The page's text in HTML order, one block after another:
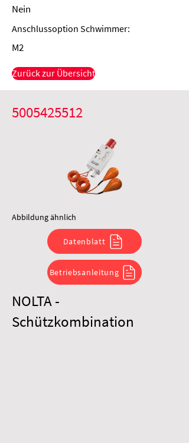
Nein
Anschlussoption Schwimmer:
M2
Zurück zur Übersicht
5005425512
Abbildung ähnlich
Datenblatt
Betriebsanleitung
NOLTA -
Schützkombination